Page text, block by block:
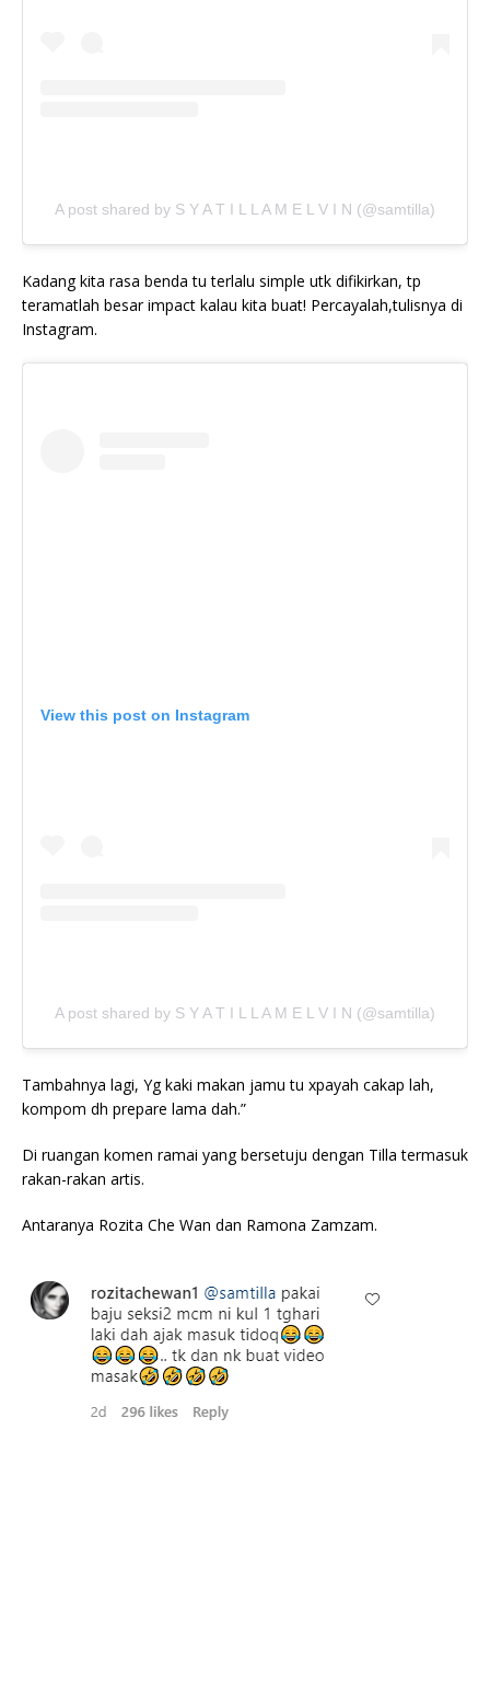
A post shared by S Y A T I L L A M E L V I N (@samtilla)
Kadang kita rasa benda tu terlalu simple utk difikirkan, tp
teramatlah besar impact kalau kita buat! Percayalah,tulisnya di
Instagram.
View this post on Instagram
A post shared by S Y A T I L L A M E L V I N (@samtilla)
Tambahnya lagi, Yg kaki makan jamu tu xpayah cakap lah,
kompom dh prepare lama dah.”
Di ruangan komen ramai yang bersetuju dengan Tilla termasuk
rakan-rakan artis.
Antaranya Rozita Che Wan dan Ramona Zamzam.